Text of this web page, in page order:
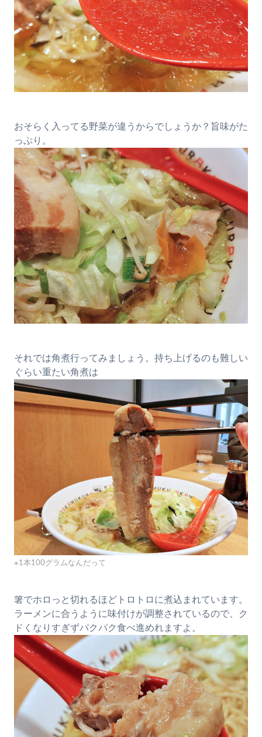
おそらく入ってる野菜が違うからでしょうか？旨味がた
っぷり。
それでは角煮行ってみましょう。持ち上げるのも難しい
ぐらい重たい角煮は
※1本100グラムなんだって
箸でホロっと切れるほどトロトロに煮込まれています。
ラーメンに合うように味付けが調整されているので、ク
ドくなりすぎずパクパク食べ進めれますよ。